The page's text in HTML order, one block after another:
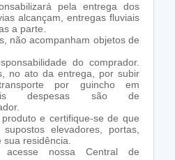
pela entrega dos
alcançam, entregas fluviais
a parte.
não acompanham objetos de
do comprador.
no ato da entrega, por subir
por guincho em
despesas são de
e certifique-se de que
elevadores, portas,
residência.
acesse nossa Central de